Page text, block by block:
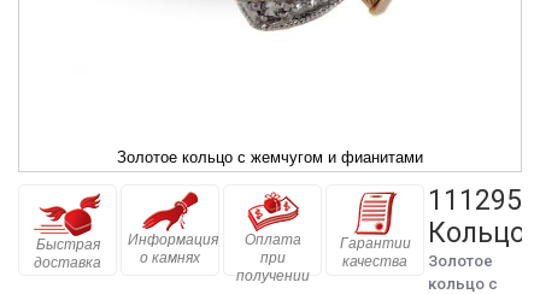
Золотое кольцо с жемчугом и фианитами
Быстрая
доставка
Информация
о камнях
Оплата
при
получении
Гарантии
качества
111295
Кольцо
Золотое
кольцо с